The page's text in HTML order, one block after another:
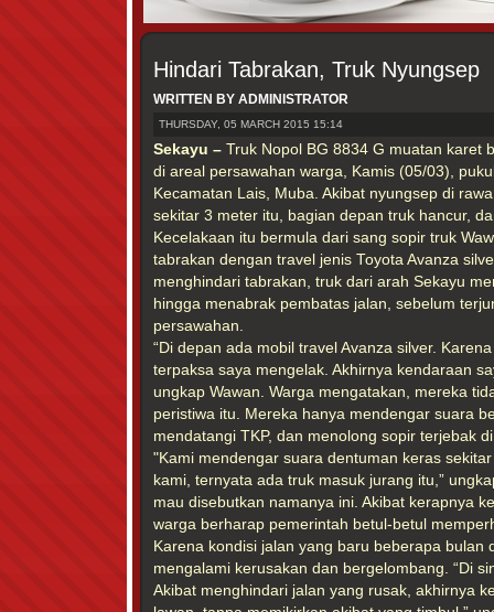
Hindari Tabrakan, Truk Nyungsep
WRITTEN BY ADMINISTRATOR
THURSDAY, 05 MARCH 2015 15:14
Sekayu – Truk Nopol BG 8834 G muatan karet
di areal persawahan warga, Kamis (05/03),
Kecamatan Lais, Muba. Akibat nyungsep di
sekitar 3 meter itu, bagian depan truk hancur,
Kecelakaan itu bermula dari sang sopir truk
tabrakan dengan travel jenis Toyota Avanza
menghindari tabrakan, truk dari arah Sekayu
hingga menabrak pembatas jalan, sebelum
persawahan.
“Di depan ada mobil travel Avanza silver.
terpaksa saya mengelak. Akhirnya kendaraan
ungkap Wawan. Warga mengatakan, mereka
peristiwa itu. Mereka hanya mendengar suara
mendatangi TKP, dan menolong sopir terjebak
"Kami mendengar suara dentuman keras
kami, ternyata ada truk masuk jurang itu,”
mau disebutkan namanya ini. Akibat kerapnya
warga berharap pemerintah betul-betul
Karena kondisi jalan yang baru beberapa bulan
mengalami kerusakan dan bergelombang. “Di
Akibat menghindari jalan yang rusak, akhirnya